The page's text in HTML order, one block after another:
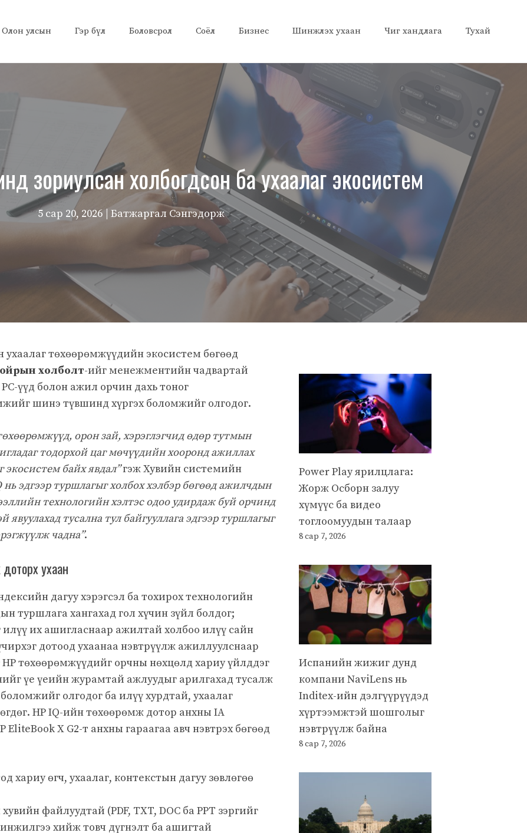
Олон улсын Гэр бүл Боловсрол Соёл Бизнес Шинжлэх ухаан Чиг хандлага Тухай
зориулсан холбогдсон ба ухаалаг экосистем
5 сар 20, 2026 | Батжаргал Сэнгэдорж
төхөөрөмжүүдийн экосистем бөгөөд
ойрын холболт-ийг менежментийн чадвартай
үүд болон ажил орчин дахь тоног
шинэ түвшинд хүргэх боломжийг олгодог.
орон зай, хэрэглэгчид өдөр тутмын
тодорхой цаг мөчүүдийн хооронд ажиллах
экосистем байх явдал”гэж Хувийн системийн
нь эдгээр туршлагыг холбох хэлбэр бөгөөд ажилчдын
технологийн хэлтэс одоо удирдаж буй орчинд
явуулахад тусална тул байгууллага эдгээр туршлагыг
чадна”.
доторх ухаан
дагуу хэрэгсэл ба тохирох технологийн
туршлага хангахад гол хүчин зүйл болдог;
их ашигласнаар ажилтай холбоо илүү сайн
дотоод ухаанаа нэвтрүүлж ажиллуулснаар
төхөөрөмжүүдийг орчны нөхцөлд хариу үйлддэг
үе үеийн журамтай ажлуудыг арилгахад тусалж
олгодог ба илүү хурдтай, ухаалаг
HP IQ-ийн төхөөрөмж дотор анхны IA
X G2-т анхны гараагаа авч нэвтрэх бөгөөд
хариу өгч, ухаалаг, контекстын дагуу зөвлөгөө
файлуудтай (PDF, TXT, DOC ба PPT зэргийг
хийж товч дүгнэлт ба ашигтай
Power Play ярилцлага:
Жорж Осборн залуу
хүмүүс ба видео
тоглоомуудын талаар
8 сар 7, 2026
Испанийн жижиг дунд
компани NaviLens нь
Inditex-ийн дэлгүүрүүдэд
хүртээмжтэй шошголыг
нэвтрүүлж байна
8 сар 7, 2026